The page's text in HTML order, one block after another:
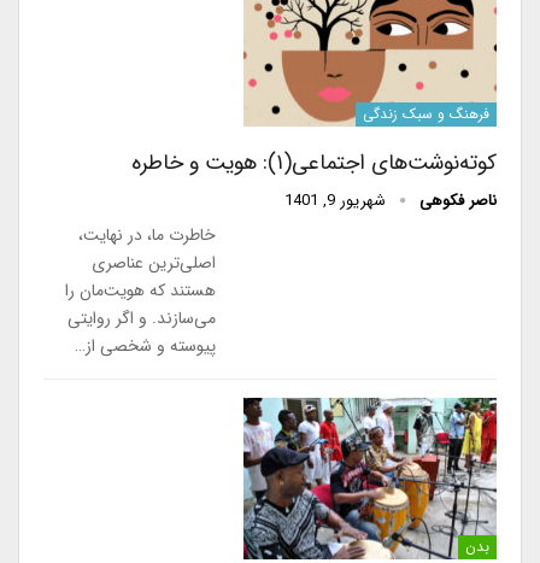
فرهنگ و سبک زندگی
کوته‌نوشت‌های اجتماعی(۱): هویت و خاطره
ناصر فکوهی شهریور 9, 1401
خاطرت ما، در نهایت،
اصلی‌ترین عناصری
هستند که هویت‌مان را
می‌سازند. و اگر روایتی
پیوسته و شخصی از…
بدن